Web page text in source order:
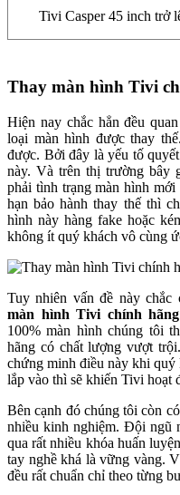
Tivi Casper 45 inch trở
Thay màn hình Tivi
Hiện nay chắc hẳn đều
loại màn hình được thay
được. Bởi đây là yếu tố
này. Và trên thị trường bây
phải tình trạng màn hình
hạn bảo hành thay thế thì
hình này hàng fake hoặc
không ít quý khách vô cùng
Tuy nhiên vấn đề này
màn hình Tivi chính
100% màn hình chúng tôi
hãng có chất lượng vượt
chứng minh điều này khi
lắp vào thì sẽ khiến Tivi hoạt
Bên cạnh đó chúng tôi còn
nhiều kinh nghiệm. Đội ngũ
qua rất nhiều khóa huấn
tay nghề khá là vững vàng.
đều rất chuẩn chỉ theo từng